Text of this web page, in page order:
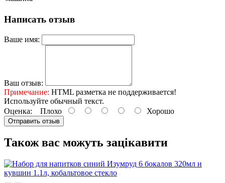
Написать отзыв
Ваше имя:
Ваш отзыв:
Примечание: HTML разметка не поддерживается!
Используйте обычный текст.
Оценка: Плохо Хорошо
Отправить отзыв
Також вас можуть зацікавити